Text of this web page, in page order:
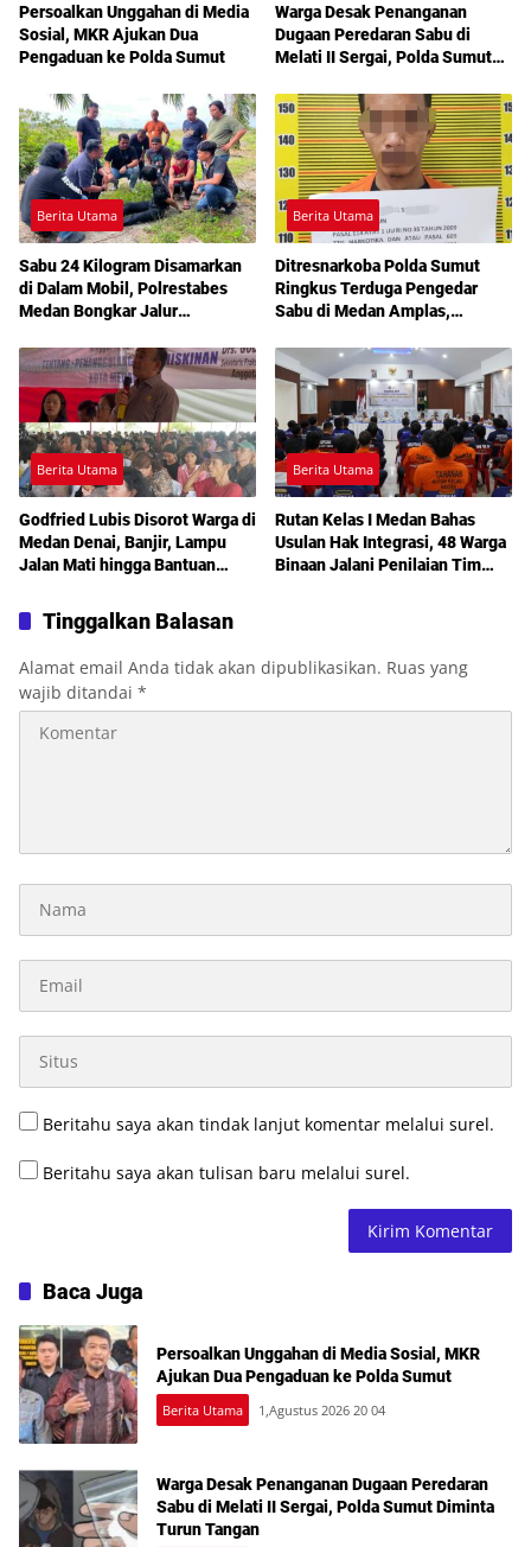
Persoalkan Unggahan di Media
Sosial, MKR Ajukan Dua
Pengaduan ke Polda Sumut
Warga Desak Penanganan
Dugaan Peredaran Sabu di
Melati II Sergai, Polda Sumut
Berita Utama
Sabu 24 Kilogram Disamarkan
di Dalam Mobil, Polrestabes
Medan Bongkar Jalur
Berita Utama
Ditresnarkoba Polda Sumut
Ringkus Terduga Pengedar
Sabu di Medan Amplas,
Berita Utama
Godfried Lubis Disorot Warga di
Medan Denai, Banjir, Lampu
Jalan Mati hingga Bantuan
Sosperda Kemiskinan
Berita Utama
Rutan Kelas I Medan Bahas
Usulan Hak Integrasi, 48 Warga
Binaan Jalani Penilaian Tim
Tinggalkan Balasan
Alamat email Anda tidak akan dipublikasikan. Ruas yang
wajib ditandai *
Beritahu saya akan tindak lanjut komentar melalui surel.
Beritahu saya akan tulisan baru melalui surel.
Baca Juga
Persoalkan Unggahan di Media Sosial, MKR
Ajukan Dua Pengaduan ke Polda Sumut
Berita Utama 1,Agustus 2026 20 04
Warga Desak Penanganan Dugaan Peredaran
Sabu di Melati II Sergai, Polda Sumut Diminta
Turun Tangan